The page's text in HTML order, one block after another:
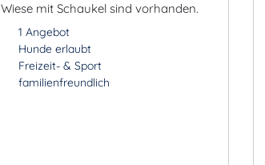
Wiese mit Schaukel sind vorhanden.
1 Angebot
Hunde erlaubt
Freizeit- & Sport
familienfreundlich